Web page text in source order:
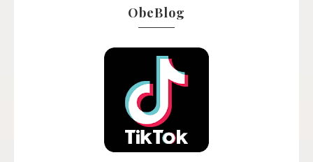
ObeBlog